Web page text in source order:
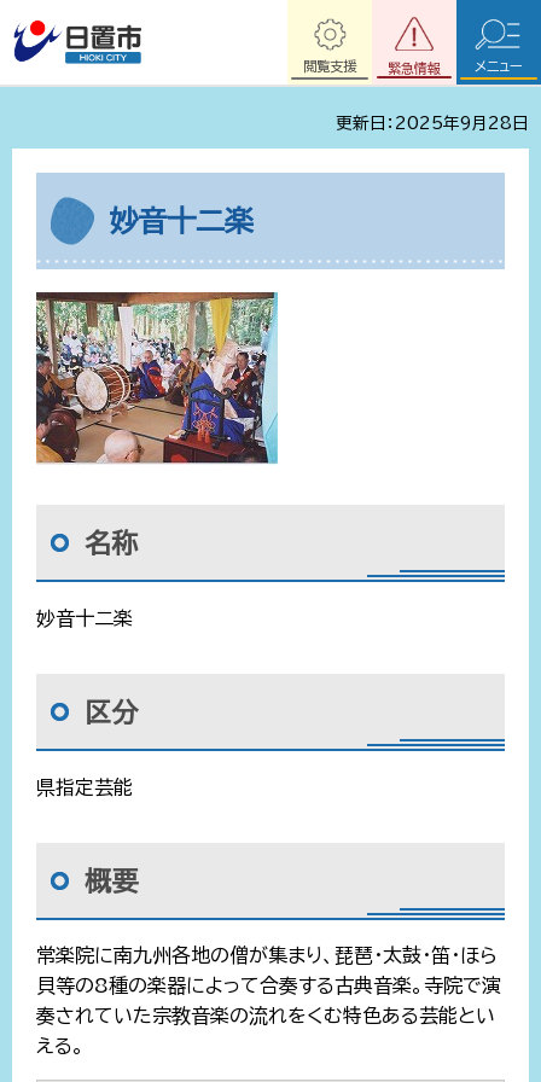
緊急情報
閲覧支援 メニュー
更新日：2025年9月28日
妙音十二楽
名称
妙音十二楽
区分
県指定芸能
概要
常楽院に南九州各地の僧が集まり、琵琶・太鼓・笛・ほら
貝等の8種の楽器によって合奏する古典音楽。寺院で演
奏されていた宗教音楽の流れをくむ特色ある芸能とい
える。